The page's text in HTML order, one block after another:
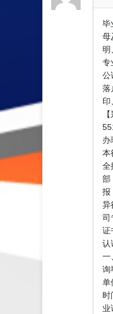
毕
母
明
专
公
落
印
办
本
全
部
报
异
司
证
认
一
询
单
时
业